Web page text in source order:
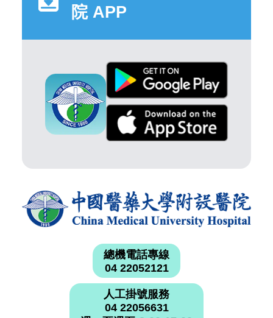
院 APP
總機電話專線
04 22052121
人工掛號服務
04 22056631